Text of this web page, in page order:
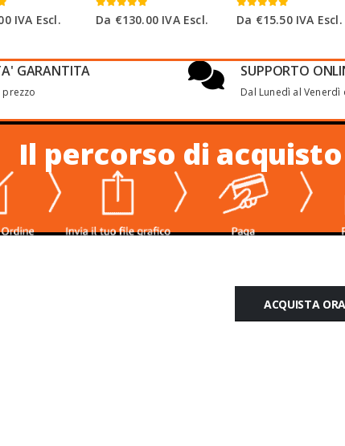
IVA Escl. 0 Su 5
Da €130.00 IVA Escl. 0 Su 5
Da €15.50IVA Escl.
GARANTITA SUPPORTO
Dal Lunedì al Venerdì
Il percorso di acquisto
ACQUISTA ORA